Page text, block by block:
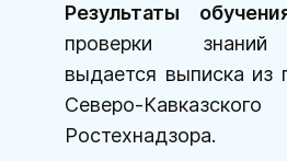
Результаты
проверки
выдается выписка из
Северо-
Ростехнадзора.